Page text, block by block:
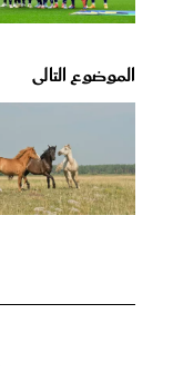
الموضوع التالى